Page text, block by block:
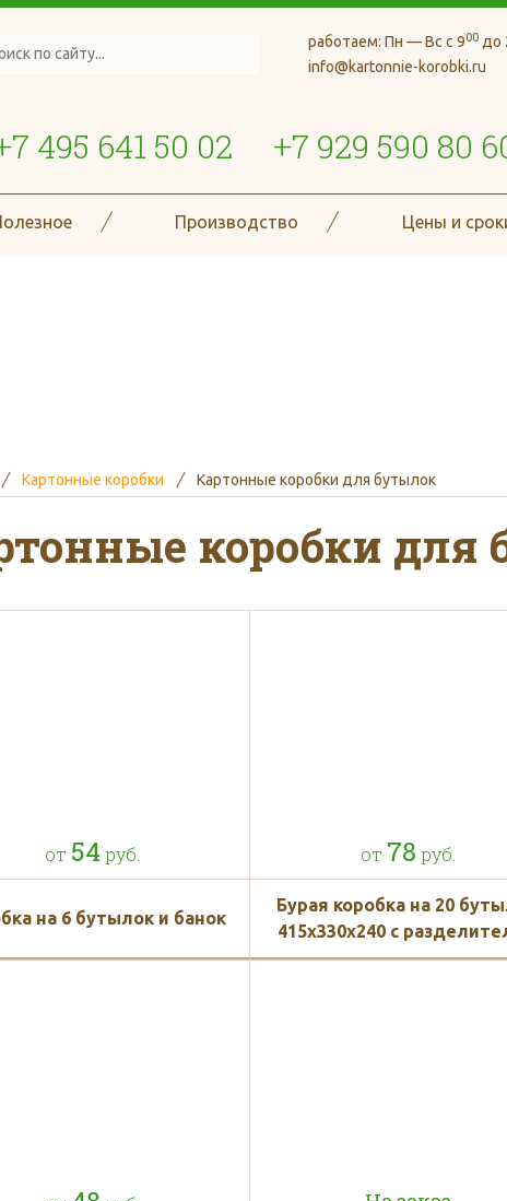
работаем: Пн — Вс с 900до
info@kartonnie-korobki.ru
495 641 50 02 +7 929 590 80
Производство Цены и
Москве и области при
рублей
по индивидуальным
Картонные коробки Картонные коробки для бутылок
коробки для
от 54 руб.
на 6 бутылок и банок
от 78 руб.
Бурая коробка на 20
415x330x240 с